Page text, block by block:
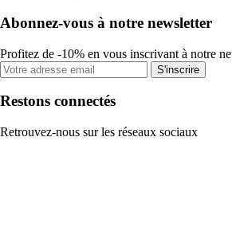
Abonnez-vous à notre newsletter
Profitez de -10% en vous inscrivant à notre
S'inscrire
Restons connectés
Retrouvez-nous sur les réseaux sociaux